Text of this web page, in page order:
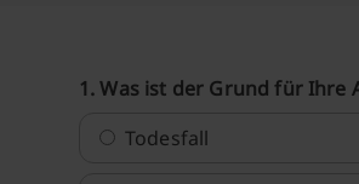
1. Was ist der Grund für Ihre
Todesfall